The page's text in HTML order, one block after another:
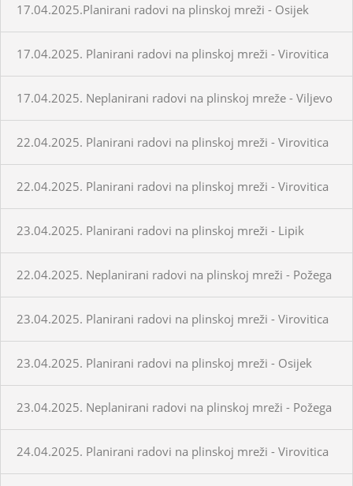
17.04.2025.Planirani radovi na plinskoj mreži - Osijek
17.04.2025. Planirani radovi na plinskoj mreži - Virovitica
17.04.2025. Neplanirani radovi na plinskoj mreže - Viljevo
22.04.2025. Planirani radovi na plinskoj mreži - Virovitica
22.04.2025. Planirani radovi na plinskoj mreži - Virovitica
23.04.2025. Planirani radovi na plinskoj mreži - Lipik
22.04.2025. Neplanirani radovi na plinskoj mreži - Požega
23.04.2025. Planirani radovi na plinskoj mreži - Virovitica
23.04.2025. Planirani radovi na plinskoj mreži - Osijek
23.04.2025. Neplanirani radovi na plinskoj mreži - Požega
24.04.2025. Planirani radovi na plinskoj mreži - Virovitica